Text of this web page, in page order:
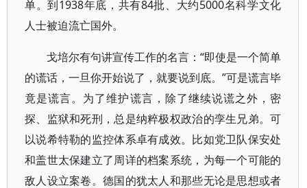
单。到1938年底，共有84批、大约5000名科学文化
人士被迫流亡国外。
戈培尔有句讲宣传工作的名言：“即使是一个简单
的谎话，一旦你开始说了，就要说到底。”可是谎言毕
竟是谎言。为了维护谎言，除了继续说谎之外，密
探、监狱和死刑，总是纳粹极权政治的孪生兄弟。可
以说希特勒的监控体系卓有成效。比如党卫队保安处
和盖世太保建立了周详的档案系统，为每一个可能的
敌人设立案卷。德国的犹太人和那些无论是思想或者